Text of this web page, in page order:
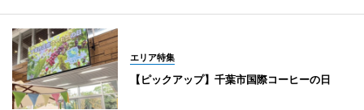
エリア特集
【ピックアップ】千葉市国際コーヒーの日